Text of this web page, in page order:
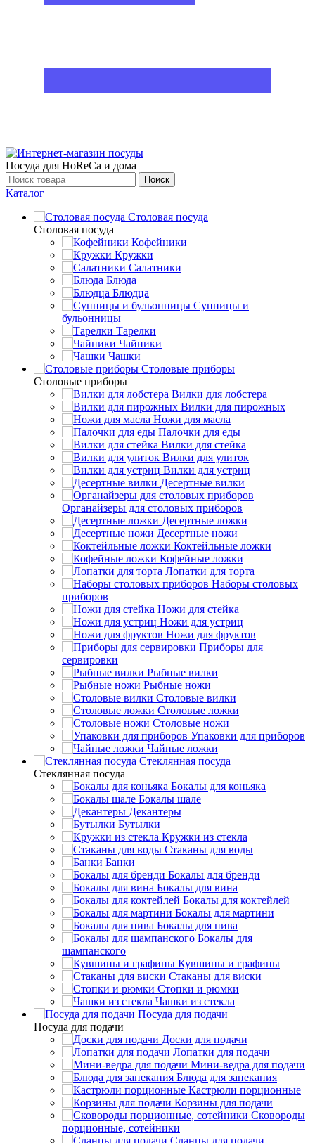
Посуда для HoReCa и дома
Поиск
Каталог
Столовая посуда
Столовая посуда
Кофейники
Кружки
Салатники
Блюда
Блюдца
Супницы и
бульонницы
Тарелки
Чайники
Чашки
Cтоловые приборы
Cтоловые приборы
Вилки для лобстера
Вилки для пирожных
Ножи для масла
Палочки для еды
Вилки для стейка
Вилки для улиток
Вилки для устриц
Десертные вилки
Органайзеры для столовых приборов
Десертные ложки
Десертные ножи
Коктейльные ложки
Кофейные ложки
Лопатки для торта
Наборы столовых
приборов
Ножи для стейка
Ножи для устриц
Ножи для фруктов
Приборы для
сервировки
Рыбные вилки
Рыбные ножи
Столовые вилки
Столовые ложки
Столовые ножи
Упаковки для приборов
Чайные ложки
Стеклянная посуда
Стеклянная посуда
Бокалы для коньяка
Бокалы шале
Декантеры
Бутылки
Кружки из стекла
Стаканы для воды
Банки
Бокалы для бренди
Бокалы для вина
Бокалы для коктейлей
Бокалы для мартини
Бокалы для пива
Бокалы для
шампанского
Кувшины и графины
Стаканы для виски
Стопки и рюмки
Чашки из стекла
Посуда для подачи
Посуда для подачи
Доски для подачи
Лопатки для подачи
Мини-ведра для подачи
Блюда для запекания
Кастрюли порционные
Корзины для подачи
Сковороды
порционные, сотейники
Сланцы для подачи